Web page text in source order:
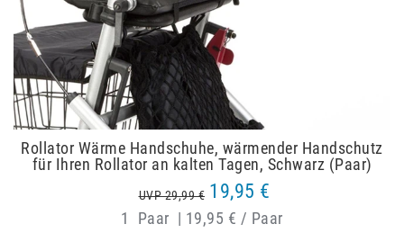
Rollator Wärme Handschuhe, wärmender Handschutz
für Ihren Rollator an kalten Tagen, Schwarz (Paar)
UVP 29,99 € 19,95 €
1 Paar | 19,95 € / Paar